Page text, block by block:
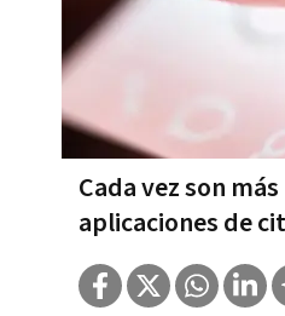
Cada vez son
aplicaciones de